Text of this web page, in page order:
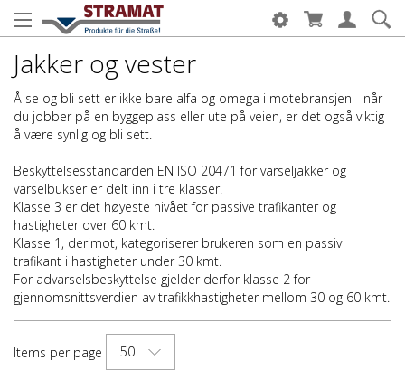
Jakker og vester
Å se og bli sett er ikke bare alfa og omega i motebransjen - når
du jobber på en byggeplass eller ute på veien, er det også viktig
å være synlig og bli sett.
Beskyttelsesstandarden EN ISO 20471 for varseljakker og
varselbukser er delt inn i tre klasser.
Klasse 3 er det høyeste nivået for passive trafikanter og
hastigheter over 60 kmt.
Klasse 1, derimot, kategoriserer brukeren som en passiv
trafikant i hastigheter under 30 kmt.
For advarselsbeskyttelse gjelder derfor klasse 2 for
gjennomsnittsverdien av trafikkhastigheter mellom 30 og 60 kmt.
Items per page
50